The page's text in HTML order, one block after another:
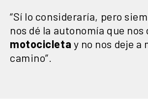
“Sí lo consideraría, pero
nos dé la autonomía que nos
motocicleta y no nos deje a
camino”.